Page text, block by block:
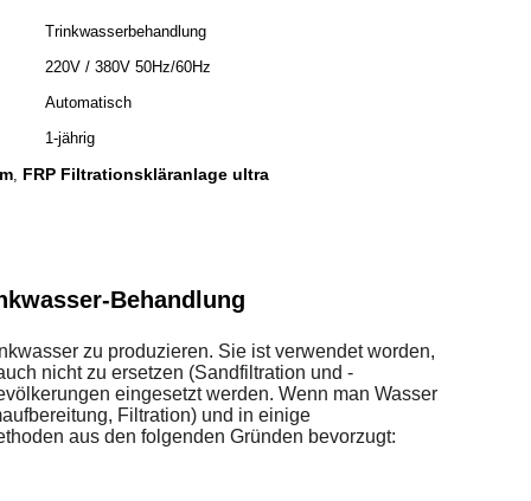
Trinkwasserbehandlung
220V / 380V 50Hz/60Hz
Automatisch
1-jährig
, FRP Filtrationskläranlage ultra
Behandlung
zu produzieren. Sie ist verwendet worden,
nicht zu ersetzen (Sandfiltration und -
eingesetzt werden. Wenn man Wasser
Filtration) und in einige
aus den folgenden Gründen bevorzugt: